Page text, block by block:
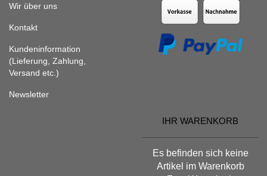
Wir über uns
Kontakt
Kundeninformation
(Lieferung, Zahlung,
Versand etc.)
Newsletter
IHR WARENKORB
Es befinden sich keine
Artikel im Warenkorb